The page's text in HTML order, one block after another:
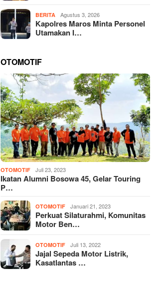
BERITA Agustus 3, 2026
Kapolres Maros Minta Personel
Utamakan I…
OTOMOTIF
OTOMOTIF Juli 23, 2023
Ikatan Alumni Bosowa 45, Gelar Touring
P…
OTOMOTIF Januari 21, 2023
Perkuat Silaturahmi, Komunitas
Motor Ben…
OTOMOTIF Juli 13, 2022
Jajal Sepeda Motor Listrik,
Kasatlantas …